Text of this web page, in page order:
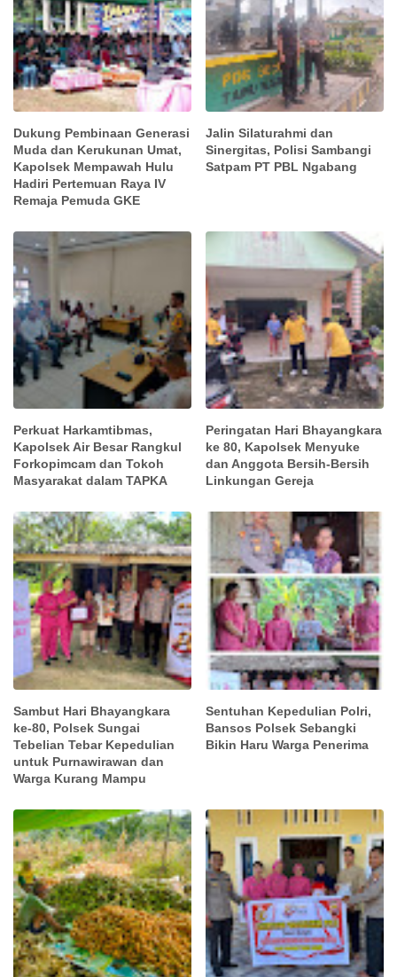
Dukung Pembinaan Generasi
Muda dan Kerukunan Umat,
Kapolsek Mempawah Hulu
Hadiri Pertemuan Raya IV
Remaja Pemuda GKE
Jalin Silaturahmi dan
Sinergitas, Polisi Sambangi
Satpam PT PBL Ngabang
Perkuat Harkamtibmas,
Kapolsek Air Besar Rangkul
Forkopimcam dan Tokoh
Masyarakat dalam TAPKA
Peringatan Hari Bhayangkara
ke 80, Kapolsek Menyuke
dan Anggota Bersih-Bersih
Linkungan Gereja
Sambut Hari Bhayangkara
ke-80, Polsek Sungai
Tebelian Tebar Kepedulian
untuk Purnawirawan dan
Warga Kurang Mampu
Sentuhan Kepedulian Polri,
Bansos Polsek Sebangki
Bikin Haru Warga Penerima